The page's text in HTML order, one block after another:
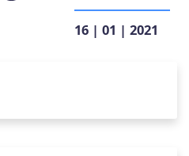
16 | 01 | 2021